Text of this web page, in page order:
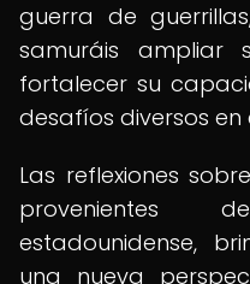
guerra de
samuráis ampliar
fortalecer su
desafíos diversos
Las reflexiones
provenientes
estadounidense,
una nueva